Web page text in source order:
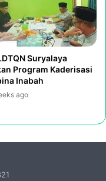
Suryalaya
Program Kaderisasi
Inabah
ago